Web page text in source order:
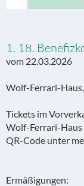
1. 18.
vom 22.03.2026
Wolf-Ferrari-
Tickets im
Wolf-Ferrari-
QR-Code unter
Ermäßigungen: